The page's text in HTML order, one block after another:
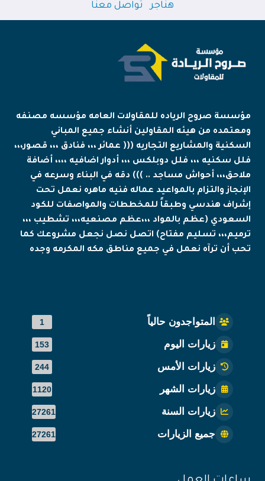
العصرية
للملاحق
هناجر تواصل معنا
مؤسسة صروح الرياده للمقاولات العامه مؤسسه مصنفه
ومعتمده من هيئه المقاولين أنشاء جميع المباني
السكنية والمشاريع التجاريه ((( عمائر ،،، فنادق ،،، قصور،،،
فلل سكنيه ،،، فلل دوبلكس ،،، أدوار اضافيه ،،،، أضافة
ملاحق،،، أحواش مساجد .. ))) دقه في البناء وسرعه في
الإنجاز والتزام بالمواعيد عماله فنيه ماهره نعمل تحت
إشراف هندسي وطبقاً للمخططات والمواصفات للكود
السعودي (عظم بالمواد ،،،عظم مصنعيه،،، تشطيب ،،،
ترميم،،، تسليم مفتاح) اتصل نصل نجعل مشروعك كما
تحب أن ترآه نعمل في جميع مناطق مكه المكرمه وجده
المتواجدون حالياً 1
زيارات اليوم 153
زيارات الأمس 244
زيارات الشهر 1120
زيارات السنة 27261
جميع الزيارات 27261